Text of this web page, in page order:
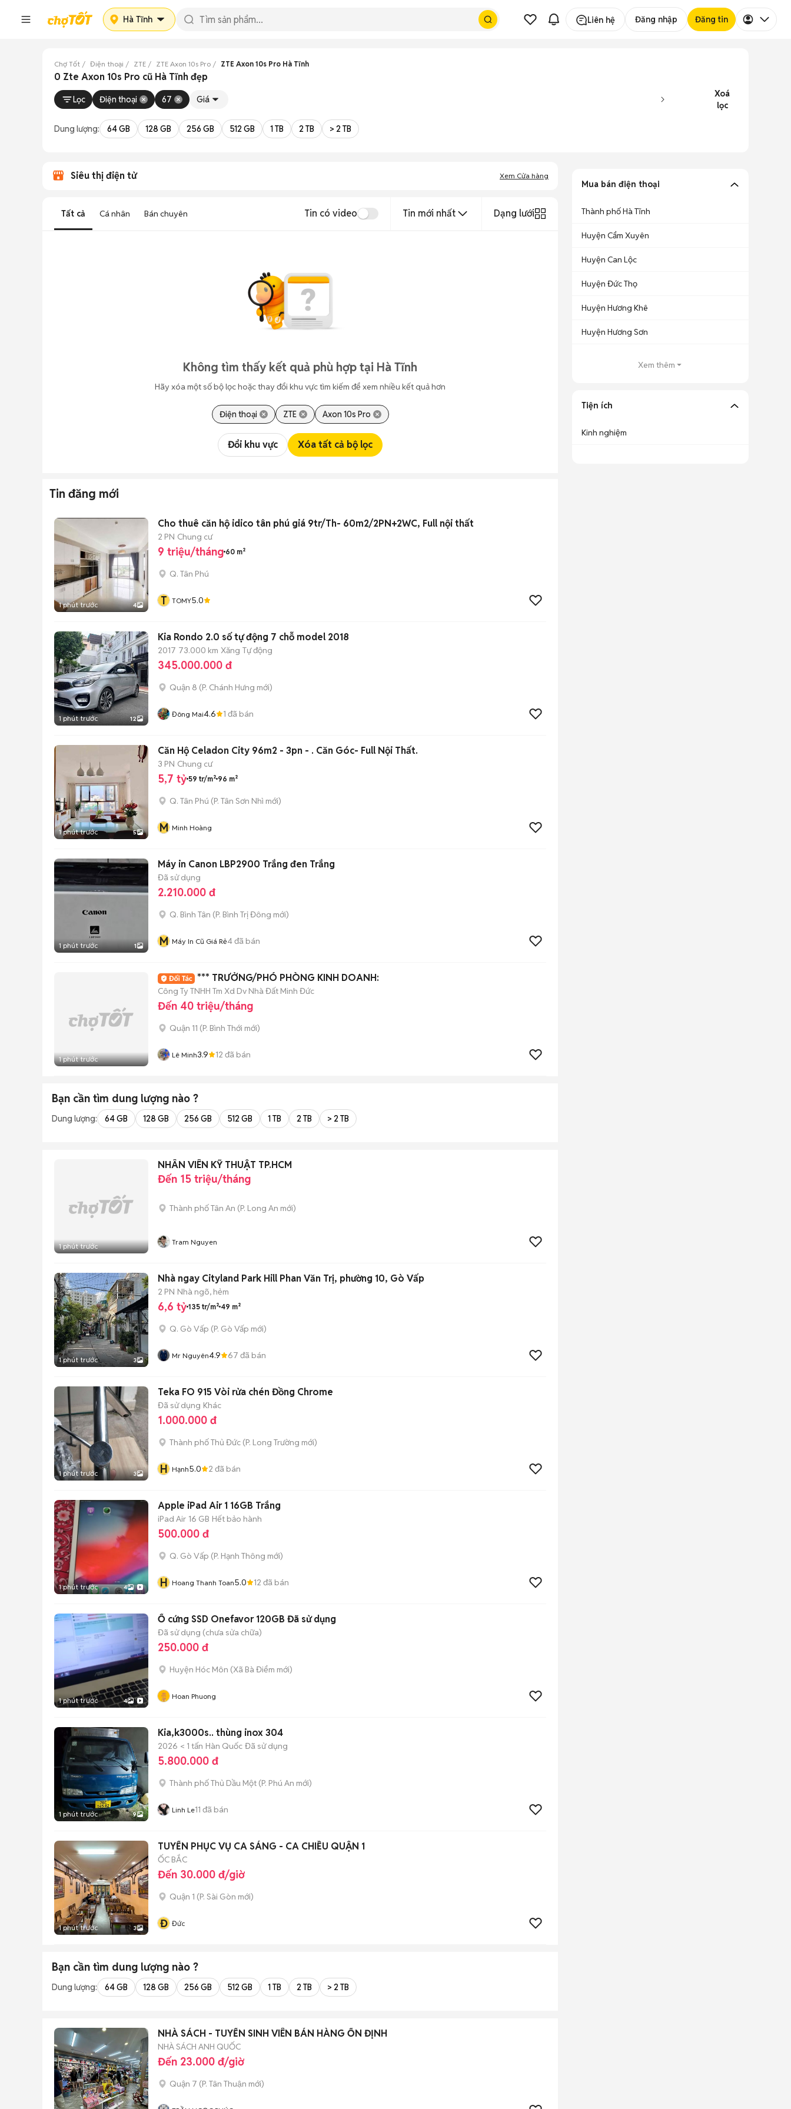
Hà Tĩnh Liên hệ Đăng nhập Đăng tin
Chợ Tốt Điện thoại ZTE ZTE Axon 10s Pro ZTE Axon 10s Pro Hà Tĩnh
0 Zte Axon 10s Pro cũ Hà Tĩnh đẹp
Lọc Điện thoại 67 Giá
Xoá
lọc
Dung lượng: 64 GB 128 GB 256 GB 512 GB 1 TB 2 TB > 2 TB
Siêu thị điện tử Xem Cửa hàng
Tất cả Cá nhân Bán chuyên Tin có video Tin mới nhất Dạng lưới
Không tìm thấy kết quả phù hợp tại Hà Tĩnh
Hãy xóa một số bộ lọc hoặc thay đổi khu vực tìm kiếm để xem nhiều kết quả hơn
Điện thoại ZTE Axon 10s Pro
Đổi khu vực Xóa tất cả bộ lọc
Tin đăng mới
1 phút trước 4
Cho thuê căn hộ idico tân phú giá 9tr/Th- 60m2/2PN+2WC, Full nội thất
2 PN Chung cư
9 triệu/tháng 60 m²
Q. Tân Phú
T TOMY5.0
1 phút trước 12
Kia Rondo 2.0 số tự động 7 chỗ model 2018
2017 73.000 km Xăng Tự động
345.000.000 đ
Quận 8 (P. Chánh Hưng mới)
Đông Mai4.6 1 đã bán
1 phút trước 5
Căn Hộ Celadon City 96m2 - 3pn - . Căn Góc- Full Nội Thất.
3 PN Chung cư
5,7 tỷ 59 tr/m² 96 m²
Q. Tân Phú (P. Tân Sơn Nhì mới)
M Minh Hoàng
1 phút trước 1
Máy in Canon LBP2900 Trắng đen Trắng
Đã sử dụng
2.210.000 đ
Q. Bình Tân (P. Bình Trị Đông mới)
M Máy In Cũ Giá Rẻ4đã bán
1 phút trước
*** TRƯỞNG/PHÓ PHÒNG KINH DOANH:
Công Ty TNHH Tm Xd Dv Nhà Đất Minh Đức
Đến 40 triệu/tháng
Quận 11 (P. Bình Thới mới)
Lê Minh3.9 12 đã bán
Bạn cần tìm dung lượng nào ?
Dung lượng: 64 GB 128 GB 256 GB 512 GB 1 TB 2 TB > 2 TB
1 phút trước
NHÂN VIÊN KỸ THUẬT TP.HCM
Đến 15 triệu/tháng
Thành phố Tân An (P. Long An mới)
Tram Nguyen
1 phút trước 3
Nhà ngay Cityland Park Hill Phan Văn Trị, phường 10, Gò Vấp
2 PN Nhà ngõ, hẻm
6,6 tỷ 135 tr/m² 49 m²
Q. Gò Vấp (P. Gò Vấp mới)
Mr Nguyên4.9 67 đã bán
1 phút trước 3
Teka FO 915 Vòi rửa chén Đồng Chrome
Đã sử dụng Khác
1.000.000 đ
Thành phố Thủ Đức (P. Long Trường mới)
H Hạnh5.0 2 đã bán
1 phút trước 4
Apple iPad Air 1 16GB Trắng
iPad Air 16 GB Hết bảo hành
500.000 đ
Q. Gò Vấp (P. Hạnh Thông mới)
H Hoang Thanh Toan5.0 12 đã bán
1 phút trước 4
Ổ cứng SSD Onefavor 120GB Đã sử dụng
Đã sử dụng (chưa sửa chữa)
250.000 đ
Huyện Hóc Môn (Xã Bà Điểm mới)
Hoan Phuong
1 phút trước 9
Kia,k3000s.. thùng inox 304
2026 < 1 tấn Hàn Quốc Đã sử dụng
5.800.000 đ
Thành phố Thủ Dầu Một (P. Phú An mới)
Linh Le11 đã bán
1 phút trước 3
TUYỂN PHỤC VỤ CA SÁNG - CA CHIỀU QUẬN 1
ỐC BẮC
Đến 30.000 đ/giờ
Quận 1 (P. Sài Gòn mới)
Đ Đức
Bạn cần tìm dung lượng nào ?
Dung lượng: 64 GB 128 GB 256 GB 512 GB 1 TB 2 TB > 2 TB
NHÀ SÁCH - TUYỂN SINH VIÊN BÁN HÀNG ỔN ĐỊNH
NHÀ SÁCH ANH QUỐC
Đến 23.000 đ/giờ
Quận 7 (P. Tân Thuận mới)
Mua bán điện thoại
Thành phố Hà Tĩnh
Huyện Cẩm Xuyên
Huyện Can Lộc
Huyện Đức Thọ
Huyện Hương Khê
Huyện Hương Sơn
Xem thêm
Tiện ích
Kinh nghiệm